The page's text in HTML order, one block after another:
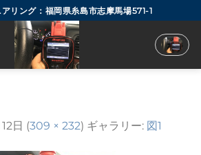
リング：福岡県糸島市志摩馬場571-1
日 (309 × 232) ギャラリー: 図1